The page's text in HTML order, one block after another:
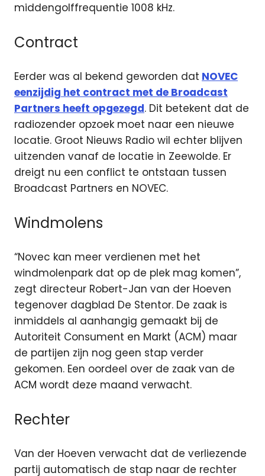
middengolffrequentie 1008 kHz.
Contract
Eerder was al bekend geworden dat NOVEC
eenzijdig het contract met de Broadcast
Partners heeft opgezegd. Dit betekent dat de
radiozender opzoek moet naar een nieuwe
locatie. Groot Nieuws Radio wil echter blijven
uitzenden vanaf de locatie in Zeewolde. Er
dreigt nu een conflict te ontstaan tussen
Broadcast Partners en NOVEC.
Windmolens
“Novec kan meer verdienen met het
windmolenpark dat op de plek mag komen”,
zegt directeur Robert-Jan van der Hoeven
tegenover dagblad De Stentor. De zaak is
inmiddels al aanhangig gemaakt bij de
Autoriteit Consument en Markt (ACM) maar
de partijen zijn nog geen stap verder
gekomen. Een oordeel over de zaak van de
ACM wordt deze maand verwacht.
Rechter
Van der Hoeven verwacht dat de verliezende
partij automatisch de stap naar de rechter